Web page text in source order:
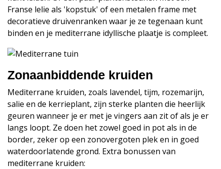
Franse lelie als 'kopstuk' of een metalen frame met
decoratieve druivenranken waar je ze tegenaan kunt
binden en je mediterrane idyllische plaatje is compleet.
Zonaanbiddende kruiden
Mediterrane kruiden, zoals lavendel, tijm, rozemarijn,
salie en de kerrieplant, zijn sterke planten die heerlijk
geuren wanneer je er met je vingers aan zit of als je er
langs loopt. Ze doen het zowel goed in pot als in de
border, zeker op een zonovergoten plek en in goed
waterdoorlatende grond. Extra bonussen van
mediterrane kruiden: